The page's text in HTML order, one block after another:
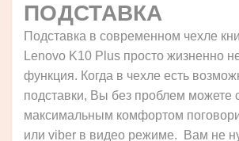
ПОДСТАВКА
Подставка в современном чехле
Lenovo K10 Plus просто жизненно
функция. Когда в чехле есть
подставки, Вы без проблем можете
максимальным комфортом
или viber в видео режиме. Вам не